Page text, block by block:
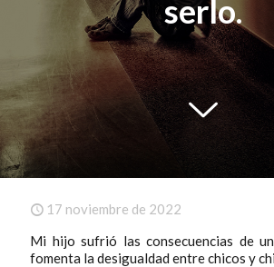
serlo.
17 noviembre de 2022
Mi hijo sufrió las consecuencias de
fomenta la desigualdad entre chicos y